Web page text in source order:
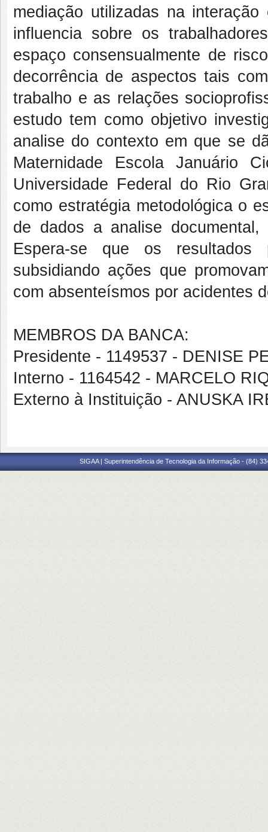
mediação utilizadas na
influencia sobre os
espaço consensualmente de
decorrência de aspectos tais
trabalho e as relações
estudo tem como objetivo
analise do contexto em que se
Maternidade Escola Januário
Universidade Federal do Rio
como estratégia metodológica o
de dados a analise
Espera-se que os
subsidiando ações que
com absenteísmos por acidentes
MEMBROS DA BANCA:
Presidente - 1149537 - DENISE
Interno - 1164542 - MARCELO
Externo à Instituição - ANUSKA
SIGAA | Superintendência de Tecnologia da Informação - (84)